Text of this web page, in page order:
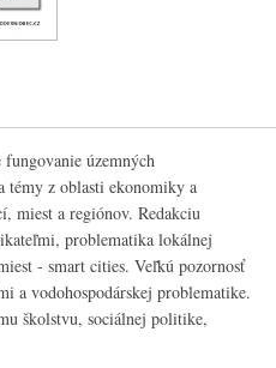
územných
témy z oblasti ekonomiky a
miest a regiónov. Redakciu
problematika lokálnej
- smart cities. Veľkú pozornosť
a vodohospodárskej problematike.
školstvu, sociálnej politike,
starostlivosti o
využívaniu informačných a
zdrojov. Čitatelia veľmi
uverejňuje aj inšpiratívne
rozvoja športu a využívania